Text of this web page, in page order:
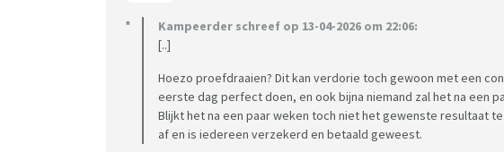
Kampeerder schreef op 13-04-2026 om 22:06:
[..]
Hoezo proefdraaien? Dit kan verdorie toch gewoon met een
eerste dag perfect doen, en ook bijna niemand zal het na een
Blijkt het na een paar weken toch niet het gewenste resultaat
af en is iedereen verzekerd en betaald geweest.